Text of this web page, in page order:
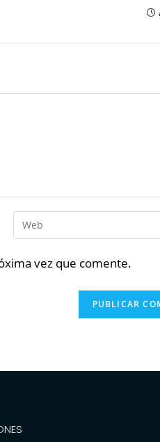
vez que comente.